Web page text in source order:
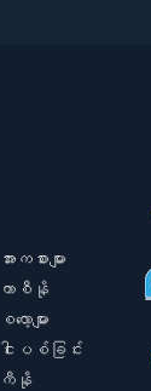
အားကစားများ
ကာစီနို
စလော့များ
ငါးပစ်ခြင်း
ကီနို